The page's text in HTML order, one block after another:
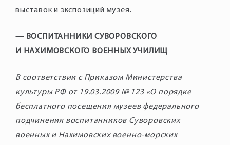
выставок и экспозиций музея.
— ВОСПИТАННИКИ СУВОРОВСКОГО
И НАХИМОВСКОГО ВОЕННЫХ УЧИЛИЩ
В соответствии с Приказом Министерства
культуры РФ от 19.03.2009 № 123 «О порядке
бесплатного посещения музеев федерального
подчинения воспитанников Суворовских
военных и Нахимовских военно-морских